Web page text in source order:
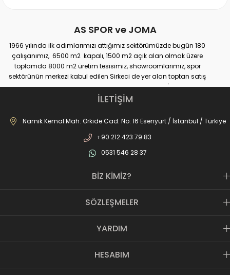
AS SPOR ve JOMA
1966 yılında ilk adımlarımızı attığımız sektörümüzde bugün 180
çalışanımız, 6500 m2 kapalı, 1500 m2 açık alan olmak üzere
toplamda 8000 m2 üretim tesisimiz, showroomlarımız, spor
sektörünün merkezi kabul edilen Sirkeci de yer alan toptan satış
mağazamız, Türkiye genelinde yaklaşık 300 bayimiz, İstanbul’da 10
perakande mağazamız, Türkiye’ye hizmet eden e-ticaret sanal
mağazamız ile AS SPOR ailesi günden güne büyüyerek sektöre,
JOMA markası ile de Türkiye'de ülkemize hizmet etmektedir.
İLETİŞİM
Namık Kemal Mah. Orkide Cad. No: 16 Esenyurt / İstanbul / Türkiye
+90 212 423 79 83
0531 546 28 37
BİZ KİMİZ?
SÖZLEŞMELER
YARDIM
HESABIM